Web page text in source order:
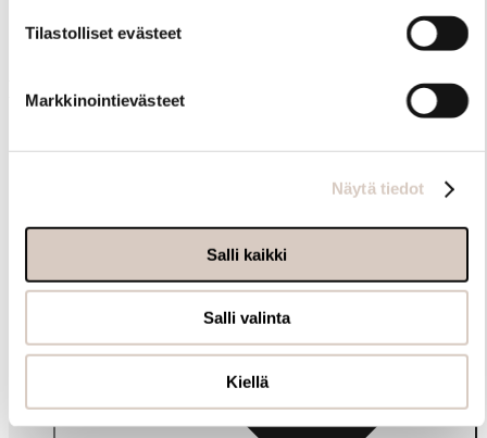
Tilastolliset evästeet
Markkinointievästeet
Näytä tiedot
Salli kaikki
Salli valinta
Kiellä
Muut ostivat myös